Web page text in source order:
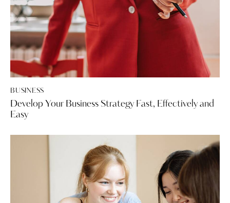
BUSINESS
Develop Your Business Strategy Fast, Effectively and
Easy